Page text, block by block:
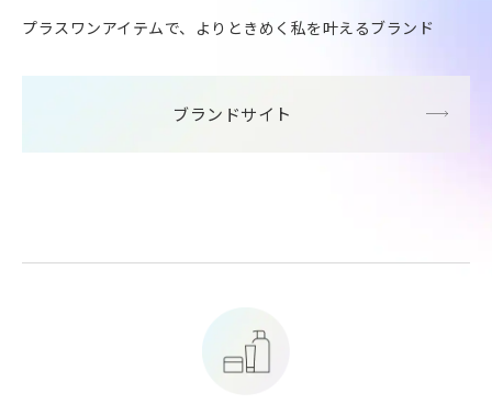
プラスワンアイテムで、よりときめく私を叶えるブランド
ブランドサイト